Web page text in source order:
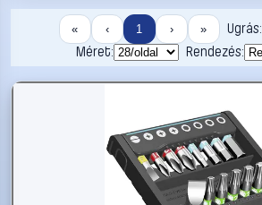
« ‹ 1 › »
Ugrás:
Méret:
Rendezés: